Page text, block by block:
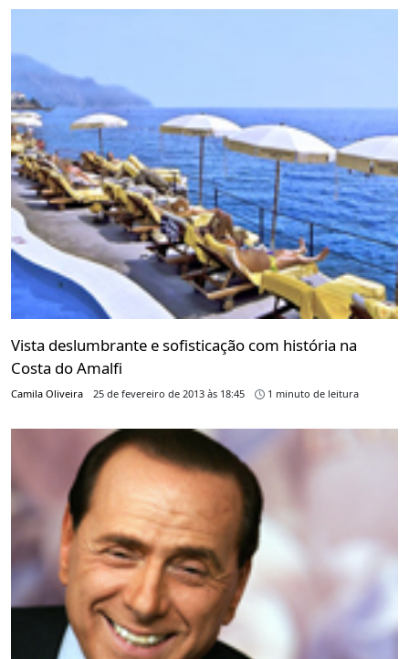
Vista deslumbrante e sofisticação com história na
Costa do Amalfi
Camila Oliveira 25 de fevereiro de 2013 às 18:45 1 minuto de leitura